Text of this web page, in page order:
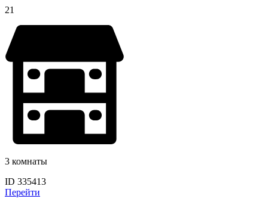
21
3 комнаты
ID 335413
Перейти